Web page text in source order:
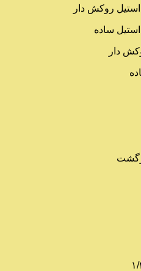
روکش دار
ساده
دار